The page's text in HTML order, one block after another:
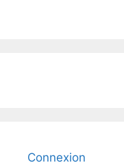
Connexion